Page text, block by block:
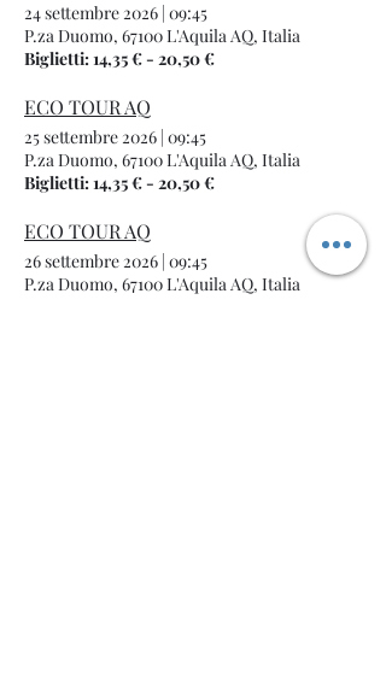
24 settembre 2026 | 09:45
P.za Duomo, 67100 L'Aquila AQ, Italia
Biglietti: 14,35 € - 20,50 €
ECO TOUR AQ
25 settembre 2026 | 09:45
P.za Duomo, 67100 L'Aquila AQ, Italia
Biglietti: 14,35 € - 20,50 €
ECO TOUR AQ
26 settembre 2026 | 09:45
P.za Duomo, 67100 L'Aquila AQ, Italia